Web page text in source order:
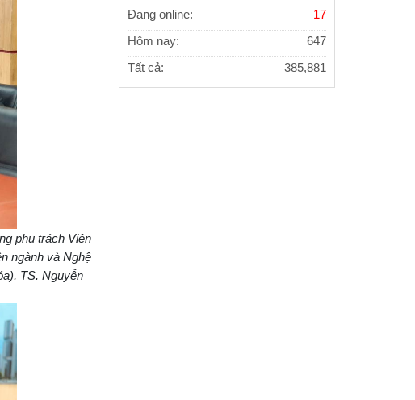
phụ trách Viện
ngành và Nghệ
TS. Nguyễn
Công tác chuẩn bị trưng bày chủ
đề “Kết nối truyền thống - Vững
bước tương lai”
Đảng ủy Viện Hàn lâm Khoa học
xã hội Việt Nam tổ chức Hội nghị
Đang online: 17
Hôm nay: 647
Tất cả: 385,881